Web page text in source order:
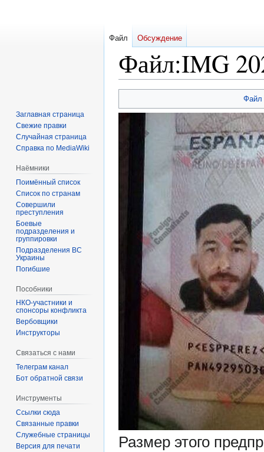
Файл:IMG
к
навигации
к
поиску
Файл
Размер этого
Файл Обсуждение
Заглавная страница
Свежие правки
Случайная страница
Справка по MediaWiki
Наёмники
Поимённый список
Список по странам
Совершили
преступления
Боевые
подразделения и
группировки
Подразделения ВС
Украины
Погибшие
Пособники
спонсоры конфликта
‏‎Вербовщики
Инструкторы
Связаться с нами
Телеграм канал
Бот обратной связи
Инструменты
Ссылки сюда
Связанные правки
Служебные страницы
Версия для печати